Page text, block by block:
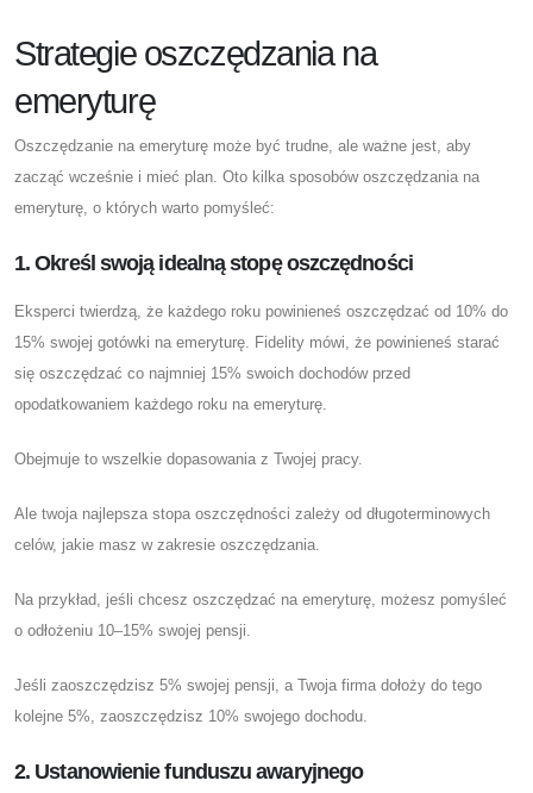
Strategie oszczędzania na
emeryturę
Oszczędzanie na emeryturę może być trudne, ale ważne jest, aby
zacząć wcześnie i mieć plan. Oto kilka sposobów oszczędzania na
emeryturę, o których warto pomyśleć:
1. Określ swoją idealną stopę oszczędności
Eksperci twierdzą, że każdego roku powinieneś oszczędzać od 10% do
15% swojej gotówki na emeryturę. Fidelity mówi, że powinieneś starać
się oszczędzać co najmniej 15% swoich dochodów przed
opodatkowaniem każdego roku na emeryturę.
Obejmuje to wszelkie dopasowania z Twojej pracy.
Ale twoja najlepsza stopa oszczędności zależy od długoterminowych
celów, jakie masz w zakresie oszczędzania.
Na przykład, jeśli chcesz oszczędzać na emeryturę, możesz pomyśleć
o odłożeniu 10–15% swojej pensji.
Jeśli zaoszczędzisz 5% swojej pensji, a Twoja firma dołoży do tego
kolejne 5%, zaoszczędzisz 10% swojego dochodu.
2. Ustanowienie funduszu awaryjnego